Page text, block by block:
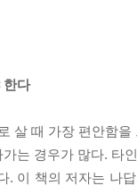
한다
살 때 가장 편안함
는 경우가 많다. 타
. 이 책의 저자는 나